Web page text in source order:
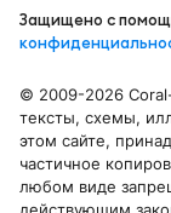
Буклеты
Визитки
Бирки и воблеры
Календари
Листовки и
Доставка и
Карта сайта
Блог
info@coral-
Отделения в
Москва, ул.
Беломорская
Защищено с
© 2009-2026
тексты, схемы,
этом сайте,
частичное
любом виде